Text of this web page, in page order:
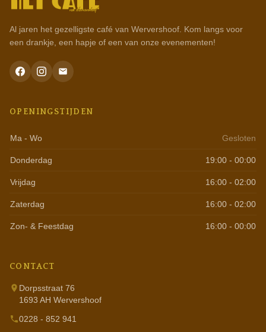
Al jaren het gezelligste café van Wervershoof. Kom langs voor
een drankje, een hapje of een van onze evenementen!
OPENINGSTIJDEN
Ma - Wo Gesloten
Donderdag 19:00 - 00:00
Vrijdag 16:00 - 02:00
Zaterdag 16:00 - 02:00
Zon- & Feestdag 16:00 - 00:00
CONTACT
Dorpsstraat 76
1693 AH Wervershoof
0228 - 852 941